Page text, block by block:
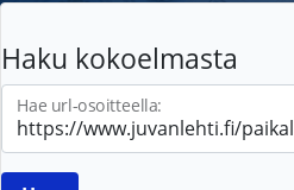
Haku kokoelmasta
Hae url-osoitteella: